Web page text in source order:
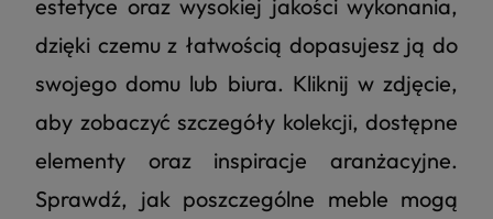
estetyce oraz wysokiej jakości wykonania,
dzięki czemu z łatwością dopasujesz ją do
swojego domu lub biura. Kliknij w zdjęcie,
aby zobaczyć szczegóły kolekcji, dostępne
elementy oraz inspiracje aranżacyjne.
Sprawdź, jak poszczególne meble mogą